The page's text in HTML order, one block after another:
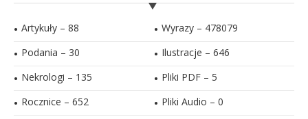
Artykuły – 88
Podania – 30
Nekrologi – 135
Rocznice – 652
Wyrazy – 478079
Ilustracje – 646
Pliki PDF – 5
Pliki Audio – 0